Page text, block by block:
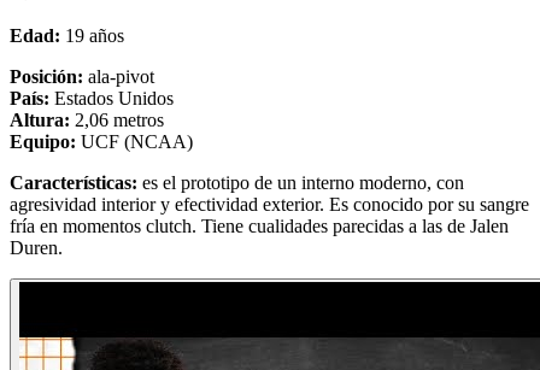
Edad: 19 años
Posición: ala-pivot
País: Estados Unidos
Altura: 2,06 metros
Equipo: UCF (NCAA)
Características: es el prototipo de un interno moderno, con
agresividad interior y efectividad exterior. Es conocido por su sangre
fría en momentos clutch. Tiene cualidades parecidas a las de Jalen
Duren.